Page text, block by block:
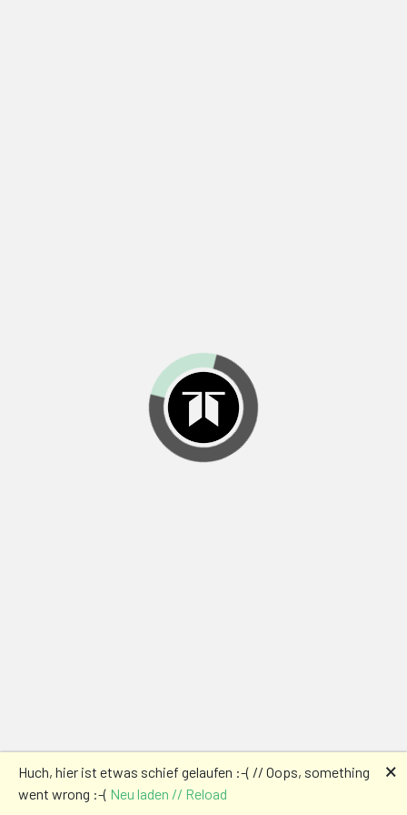
Huch, hier ist etwas schief gelaufen :-( // Oops, something
went wrong :-( Neu laden // Reload
🗙